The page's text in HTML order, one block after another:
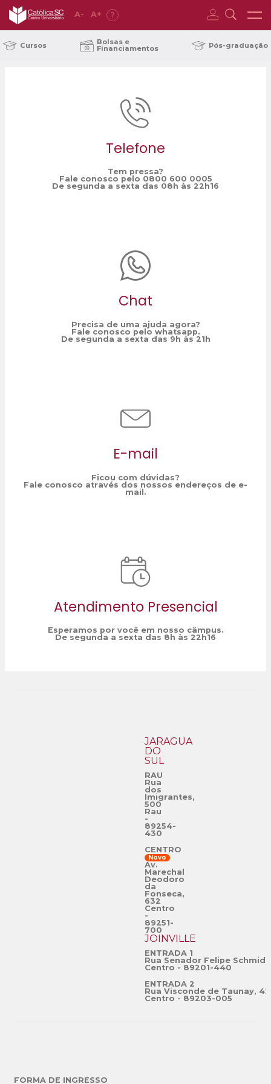
A- A+ ?
Cursos Bolsas e
Financiamentos Pós-graduação
Telefone
Tem pressa?
Fale conosco pelo 0800 600 0005
De segunda a sexta das 08h às 22h16
Chat
Precisa de uma ajuda agora?
Fale conosco pelo whatsapp.
De segunda a sexta das 9h às 21h
E-mail
Ficou com dúvidas?
Fale conosco através dos nossos endereços de e-
mail.
Atendimento Presencial
Esperamos por você em nosso câmpus.
De segunda a sexta das 8h às 22h16
JARAGUÁ
DO
SUL
RAU
Rua
dos
Imigrantes,
500
Rau
-
89254-
430
CENTRO
Novo
Av.
Marechal
Deodoro
da
Fonseca,
632
Centro
-
89251-
700
JOINVILLE
ENTRADA 1
Rua Senador Felipe
Centro - 89201-440
ENTRADA 2
Rua Visconde de Taunay,
Centro - 89203-005
FORMA DE INGRESSO